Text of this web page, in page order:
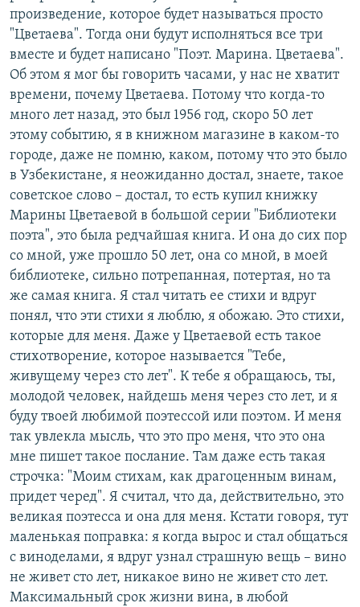
произведение, которое будет называться просто
"Цветаева". Тогда они будут исполняться все три
вместе и будет написано "Поэт. Марина. Цветаева".
Об этом я мог бы говорить часами, у нас не хватит
времени, почему Цветаева. Потому что когда-то
много лет назад, это был 1956 год, скоро 50 лет
этому событию, я в книжном магазине в каком-то
городе, даже не помню, каком, потому что это было
в Узбекистане, я неожиданно достал, знаете, такое
советское слово – достал, то есть купил книжку
Марины Цветаевой в большой серии "Библиотеки
поэта", это была редчайшая книга. И она до сих пор
со мной, уже прошло 50 лет, она со мной, в моей
библиотеке, сильно потрепанная, потертая, но та
же самая книга. Я стал читать ее стихи и вдруг
понял, что эти стихи я люблю, я обожаю. Это стихи,
которые для меня. Даже у Цветаевой есть такое
стихотворение, которое называется "Тебе,
живущему через сто лет". К тебе я обращаюсь, ты,
молодой человек, найдешь меня через сто лет, и я
буду твоей любимой поэтессой или поэтом. И меня
так увлекла мысль, что это про меня, что это она
мне пишет такое послание. Там даже есть такая
строчка: "Моим стихам, как драгоценным винам,
придет черед". Я считал, что да, действительно, это
великая поэтесса и она для меня. Кстати говоря, тут
маленькая поправка: я когда вырос и стал общаться
с виноделами, я вдруг узнал страшную вещь – вино
не живет сто лет, никакое вино не живет сто лет.
Максимальный срок жизни вина, в любой